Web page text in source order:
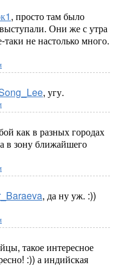
, просто там было
Они же с утра
не настолько много.
, угу.
как в разных городах
в зону ближайшего
, да ну уж. :))
такое интересное
:)) а индийская